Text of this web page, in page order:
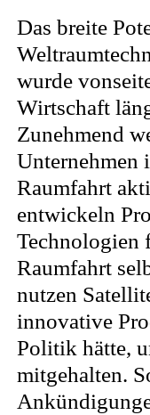
Das breite
wurde
Wirtschaft
Zunehmend
Unternehmen
Raumfahrt
entwickeln
Technologien
Raumfahrt
nutzen
innovative
Politik hätte,
mitgehalten.